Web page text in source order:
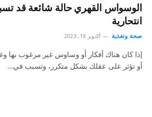
الوسواس القهري حالة شائعة قد
انتحارية
صحة وتغذية أكتوبر 19, 2023
إذا كان هناك أفكار أو وساوس غير مرغوب بها
أو تؤثر على عقلك بشكل متكرر، وتسبب في…